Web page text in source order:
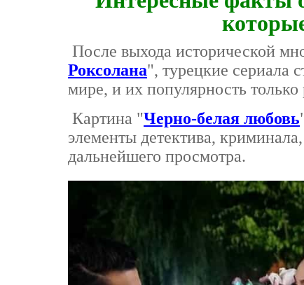
После выхода исторической
Роксолана", турецкие сериала
мире, и их популярность
Картина "Черно-белая любовь
элементы детектива,
дальнейшего просмотра.